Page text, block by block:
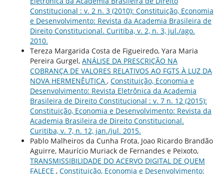
Constitucional : v. 2 n. 3 (2010): Constituição, Economia
e Desenvolvimento: Revista da Academia Brasileira de
Direito Constitucional. Curitiba, v. 2, n. 3, jul./ago.
2010.
Tereza Margarida Costa de Figueiredo, Yara Maria
Pereira Gurgel, ANÁLISE DA PRESCRIÇÃO NA
COBRANÇA DE VALORES RELATIVOS AO FGTS À LUZ DA
NOVA HERMENÊUTICA , Constituição, Economia e
Desenvolvimento: Revista Eletrônica da Academia
Brasileira de Direito Constitucional : v. 7 n. 12 (2015):
Constituição, Economia e Desenvolvimento: Revista da
Academia Brasileira de Direito Constitucional.
Curitiba, v. 7, n. 12, jan./jul. 2015.
Pablo Malheiros da Cunha Frota, Joao Ricardo Brandão
Aguirre, Maurício Muriack de Fernandes e Peixoto,
TRANSMISSIBILIDADE DO ACERVO DIGITAL DE QUEM
FALECE , Constituição, Economia e Desenvolvimento: